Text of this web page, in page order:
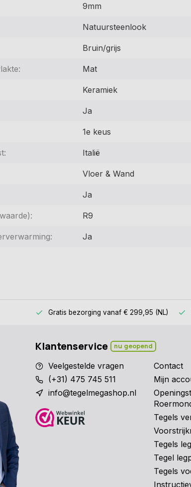
9mm
Natuursteenlook
Bruin/grijs
Mat
Keramiek
Ja
1e keus
Italië
Vloer & Wand
Ja
R9
Ja
Gratis bezorging vanaf € 299,95 (NL)
Klantenservice nu geopend
Veelgestelde vragen
(+31) 475 745 511
info@tegelmegashop.nl
Contact
Mijn
Tegels
Tegels
Tegel
Tegels